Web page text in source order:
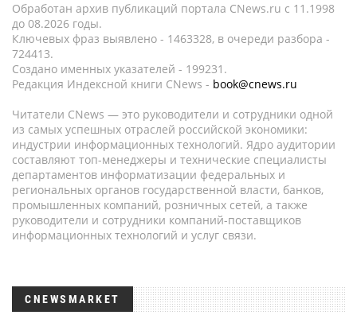
Обработан архив публикаций портала CNews.ru c 11.1998
до 08.2026 годы.
Ключевых фраз выявлено - 1463328, в очереди разбора -
724413.
Создано именных указателей - 199231.
Редакция Индексной книги CNews - book@cnews.ru
Читатели CNews — это руководители и сотрудники одной
из самых успешных отраслей российской экономики:
индустрии информационных технологий. Ядро аудитории
составляют топ-менеджеры и технические специалисты
департаментов информатизации федеральных и
региональных органов государственной власти, банков,
промышленных компаний, розничных сетей, а также
руководители и сотрудники компаний-поставщиков
информационных технологий и услуг связи.
CNEWSMARKET